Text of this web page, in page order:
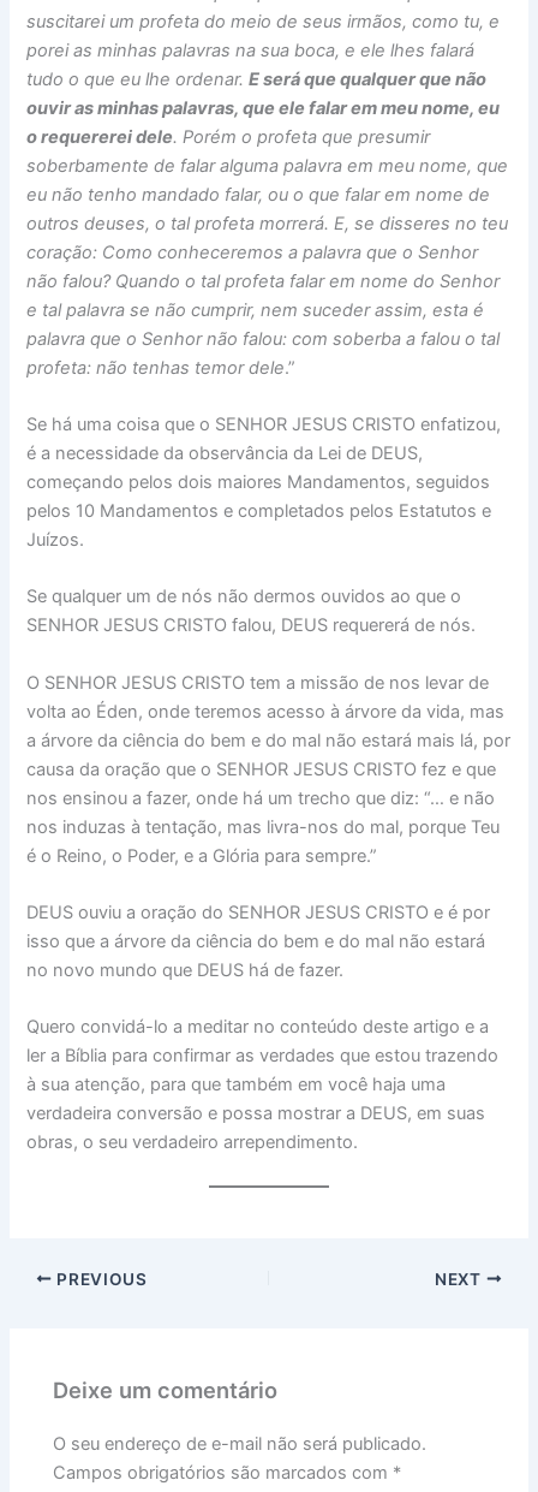
suscitarei um profeta do meio de seus irmãos, como tu, e
porei as minhas palavras na sua boca, e ele lhes falará
tudo o que eu lhe ordenar.E será que qualquer que não
ouvir as minhas palavras, que ele falar em meu nome, eu
o requererei dele. Porém o profeta que presumir
soberbamente de falar alguma palavra em meu nome, que
eu não tenho mandado falar, ou o que falar em nome de
outros deuses, o tal profeta morrerá. E, se disseres no teu
coração: Como conheceremos a palavra que o Senhor
não falou? Quando o tal profeta falar em nome do Senhor
e tal palavra se não cumprir, nem suceder assim, esta é
palavra que o Senhor não falou: com soberba a falou o tal
profeta: não tenhas temor dele.”
Se há uma coisa que o SENHOR JESUS CRISTO enfatizou,
é a necessidade da observância da Lei de DEUS,
começando pelos dois maiores Mandamentos, seguidos
pelos 10 Mandamentos e completados pelos Estatutos e
Juízos.
Se qualquer um de nós não dermos ouvidos ao que o
SENHOR JESUS CRISTO falou, DEUS requererá de nós.
O SENHOR JESUS CRISTO tem a missão de nos levar de
volta ao Éden, onde teremos acesso à árvore da vida, mas
a árvore da ciência do bem e do mal não estará mais lá, por
causa da oração que o SENHOR JESUS CRISTO fez e que
nos ensinou a fazer, onde há um trecho que diz: “… e não
nos induzas à tentação, mas livra-nos do mal, porque Teu
é o Reino, o Poder, e a Glória para sempre.”
DEUS ouviu a oração do SENHOR JESUS CRISTO e é por
isso que a árvore da ciência do bem e do mal não estará
no novo mundo que DEUS há de fazer.
Quero convidá-lo a meditar no conteúdo deste artigo e a
ler a Bíblia para confirmar as verdades que estou trazendo
à sua atenção, para que também em você haja uma
verdadeira conversão e possa mostrar a DEUS, em suas
obras, o seu verdadeiro arrependimento.
PREVIOUS NEXT
Deixe um comentário
O seu endereço de e-mail não será publicado.
Campos obrigatórios são marcados com *